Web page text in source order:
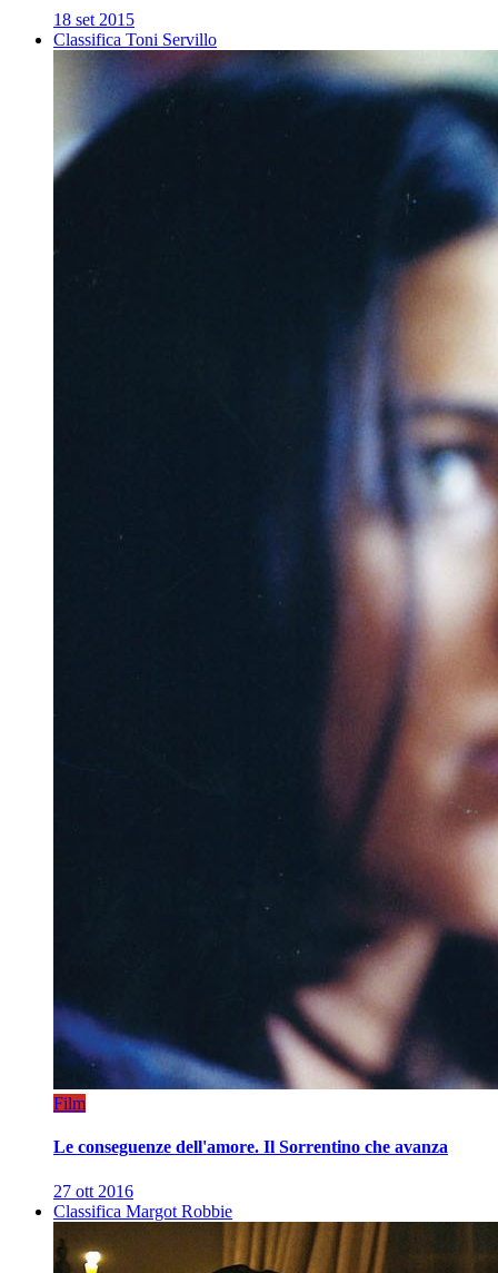
18 set 2015
Classifica Toni Servillo
Film
Le conseguenze dell'amore. Il Sorrentino che avanza
27 ott 2016
Classifica Margot Robbie